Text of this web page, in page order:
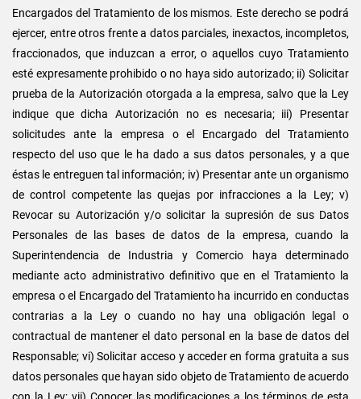
Encargados del Tratamiento de los mismos. Este derecho se podrá
ejercer, entre otros frente a datos parciales, inexactos, incompletos,
fraccionados, que induzcan a error, o aquellos cuyo Tratamiento
esté expresamente prohibido o no haya sido autorizado; ii) Solicitar
prueba de la Autorización otorgada a la empresa, salvo que la Ley
indique que dicha Autorización no es necesaria; iii) Presentar
solicitudes ante la empresa o el Encargado del Tratamiento
respecto del uso que le ha dado a sus datos personales, y a que
éstas le entreguen tal información; iv) Presentar ante un organismo
de control competente las quejas por infracciones a la Ley; v)
Revocar su Autorización y/o solicitar la supresión de sus Datos
Personales de las bases de datos de la empresa, cuando la
Superintendencia de Industria y Comercio haya determinado
mediante acto administrativo definitivo que en el Tratamiento la
empresa o el Encargado del Tratamiento ha incurrido en conductas
contrarias a la Ley o cuando no hay una obligación legal o
contractual de mantener el dato personal en la base de datos del
Responsable; vi) Solicitar acceso y acceder en forma gratuita a sus
datos personales que hayan sido objeto de Tratamiento de acuerdo
con la Ley; vii) Conocer las modificaciones a los términos de esta